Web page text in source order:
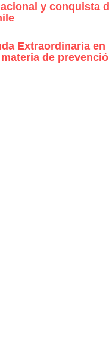
y conquista
Extraordinaria en
de